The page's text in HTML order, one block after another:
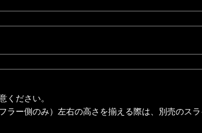
ください。
ラー側のみ）左右の高さを揃える際は、別売のス